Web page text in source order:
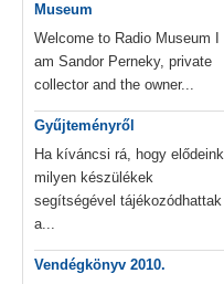
Museum
Welcome to Radio Museum I
am Sandor Perneky, private
collector and the owner...
Gyűjteményről
Ha kíváncsi rá, hogy elődeink
milyen készülékek
segítségével tájékozódhattak
a...
Vendégkönyv 2010.